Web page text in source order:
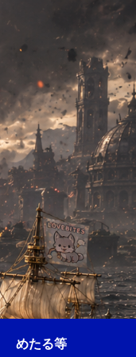
めたる等